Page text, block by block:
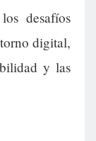
desafíos
digital,
y las